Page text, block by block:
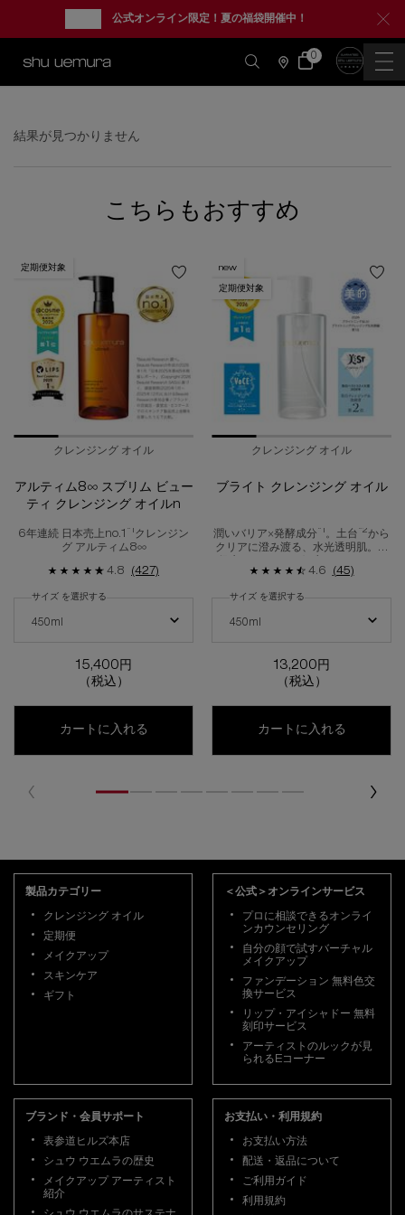
公式オンライン限定！夏の福袋開催中！
店
情
カ 0
0 カート内の製品
結果が見つかりません
こちらもおすすめ
定期便対象
クレンジング オイル
アルティム8∞ スブリム ビュー
ティ クレンジング オイルn
6年連続 日本売上no.1 *1 クレンジン
グ アルティム8∞
4.8 (427)
450ml
サイズ を選択する
15,400円
（税込）
カートに入れる アルティム8∞ スブリム ビューティ クレン
new
定期便対象
クレンジング オイル
ブライト クレンジング オイル
潤いバリア×発酵成分 *1 。土台 *2 から
クリアに澄み渡る、水光透明肌。高
4.6
(45)
450ml
サイズ を選択する
13,200円
（税込）
カートに入れる
製品カテゴリー
クレンジング オイル
定期便
メイクアップ
スキンケア
ギフト
＜公式＞オンラインサービス
プロに相談できるオンライ
ンカウンセリング
自分の顔で試すバーチャル
メイクアップ
ファンデーション 無料色交
換サービス
リップ・アイシャドー 無料
刻印サービス
アーティストのルックが見
られるEコーナー
ブランド・会員サポート
表参道ヒルズ本店
シュウ ウエムラの歴史
メイクアップ アーティスト
紹介
お支払い・利用規約
お支払い方法
配送・返品について
ご利用ガイド
利用規約